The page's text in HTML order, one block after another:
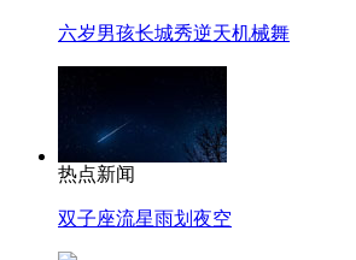
六岁男孩长城秀逆天机械舞
热点新闻
双子座流星雨划夜空